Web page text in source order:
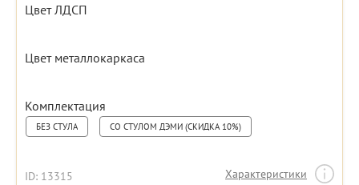
Цвет ЛДСП
Цвет металлокаркаса
Комплектация
БЕЗ СТУЛА СО СТУЛОМ ДЭМИ (СКИДКА 10%)
ID: 13315 Характеристики